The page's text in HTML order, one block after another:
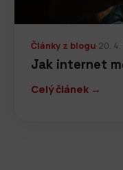
Články z blogu·20.
Jak internet
Celý článek →